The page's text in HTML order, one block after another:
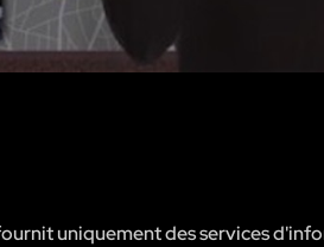
uniquement des services